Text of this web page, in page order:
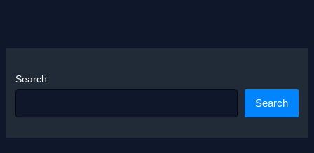
Search
Search